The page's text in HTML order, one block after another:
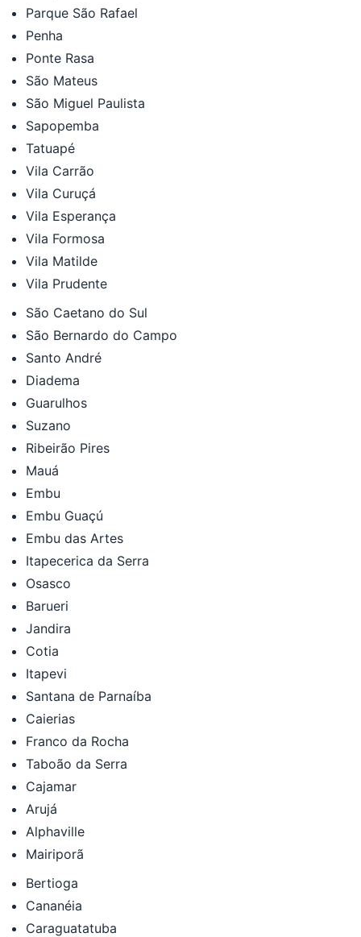
Parque São Rafael
Penha
Ponte Rasa
São Mateus
São Miguel Paulista
Sapopemba
Tatuapé
Vila Carrão
Vila Curuçá
Vila Esperança
Vila Formosa
Vila Matilde
Vila Prudente
São Caetano do Sul
São Bernardo do Campo
Santo André
Diadema
Guarulhos
Suzano
Ribeirão Pires
Mauá
Embu
Embu Guaçú
Embu das Artes
Itapecerica da Serra
Osasco
Barueri
Jandira
Cotia
Itapevi
Santana de Parnaíba
Caierias
Franco da Rocha
Taboão da Serra
Cajamar
Arujá
Alphaville
Mairiporã
Bertioga
Cananéia
Caraguatatuba